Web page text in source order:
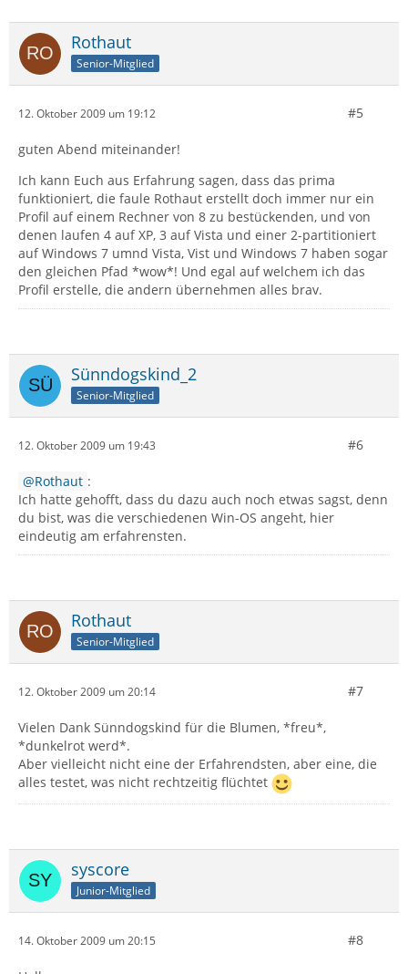
Rothaut
Senior-Mitglied
12. Oktober 2009 um 19:12 #5
guten Abend miteinander!
Ich kann Euch aus Erfahrung sagen, dass das prima
funktioniert, die faule Rothaut erstellt doch immer nur ein
Profil auf einem Rechner von 8 zu bestückenden, und von
denen laufen 4 auf XP, 3 auf Vista und einer 2-partitioniert
auf Windows 7 umnd Vista, Vist und Windows 7 haben sogar
den gleichen Pfad *wow*! Und egal auf welchem ich das
Profil erstelle, die andern übernehmen alles brav.
Sünndogskind_2
Senior-Mitglied
12. Oktober 2009 um 19:43 #6
Rothaut :
Ich hatte gehofft, dass du dazu auch noch etwas sagst, denn
du bist, was die verschiedenen Win-OS angeht, hier
eindeutig am erfahrensten.
Rothaut
Senior-Mitglied
12. Oktober 2009 um 20:14 #7
Vielen Dank Sünndogskind für die Blumen, *freu*,
*dunkelrot werd*.
Aber vielleicht nicht eine der Erfahrendsten, aber eine, die
alles testet, was nicht rechtzeitig flüchtet
syscore
Junior-Mitglied
14. Oktober 2009 um 20:15 #8